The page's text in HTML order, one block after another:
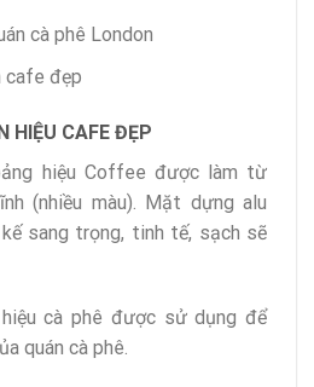
cà phê London
cafe đẹp
HIỆU CAFE ĐẸP
hiệu Coffee được làm từ
(nhiều màu). Mặt dựng alu
sang trọng, tinh tế, sạch sẽ
cà phê được sử dụng để
quán cà phê.